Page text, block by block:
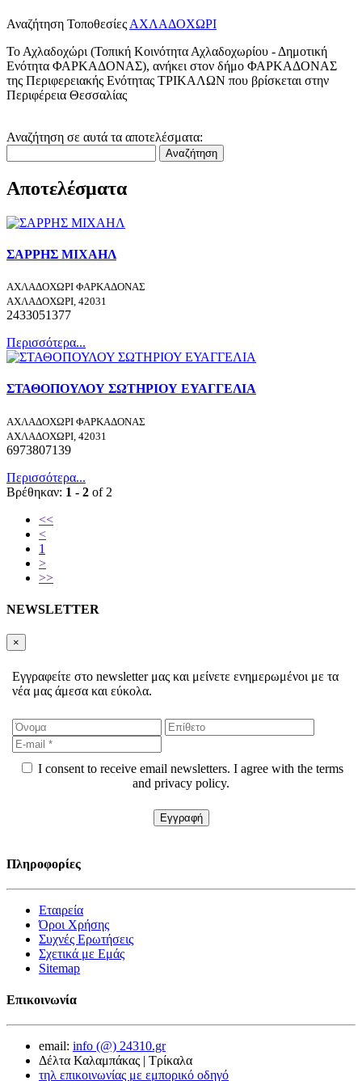
Αναζήτηση Τοποθεσίες ΑΧΛΑΔΟΧΩΡΙ
Το Αχλαδοχώρι (Τοπική Κοινότητα Αχλαδοχωρίου - Δημοτική
Ενότητα ΦΑΡΚΑΔΟΝΑΣ), ανήκει στον δήμο ΦΑΡΚΑΔΟΝΑΣ
της Περιφερειακής Ενότητας ΤΡΙΚΑΛΩΝ που βρίσκεται στην
Περιφέρεια Θεσσαλίας
Αναζήτηση σε αυτά τα αποτελέσματα:
Αναζήτηση
Αποτελέσματα
ΣΑΡΡΗΣ ΜΙΧΑΗΛ
ΑΧΛΑΔΟΧΩΡΙ ΦΑΡΚΑΔΟΝΑΣ
ΑΧΛΑΔΟΧΩΡΙ, 42031
2433051377
Περισσότερα...
ΣΤΑΘΟΠΟΥΛΟΥ ΣΩΤΗΡΙΟΥ ΕΥΑΓΓΕΛΙΑ
ΑΧΛΑΔΟΧΩΡΙ ΦΑΡΚΑΔΟΝΑΣ
ΑΧΛΑΔΟΧΩΡΙ, 42031
6973807139
Περισσότερα...
Βρέθηκαν: 1 - 2 of 2
<<
<
1
>
>>
NEWSLETTER
×
Εγγραφείτε στο newsletter μας και μείνετε ενημερωμένοι με τα
νέα μας άμεσα και εύκολα.
I consent to receive email newsletters. I agree with the terms
and privacy policy.
Πληροφορίες
Εταιρεία
Όροι Χρήσης
Συχνές Ερωτήσεις
Σχετικά με Εμάς
Sitemap
Επικοινωνία
email: info (@) 24310.gr
Δέλτα Καλαμπάκας | Τρίκαλα
τηλ επικοινωνίας με εμπορικό οδηγό